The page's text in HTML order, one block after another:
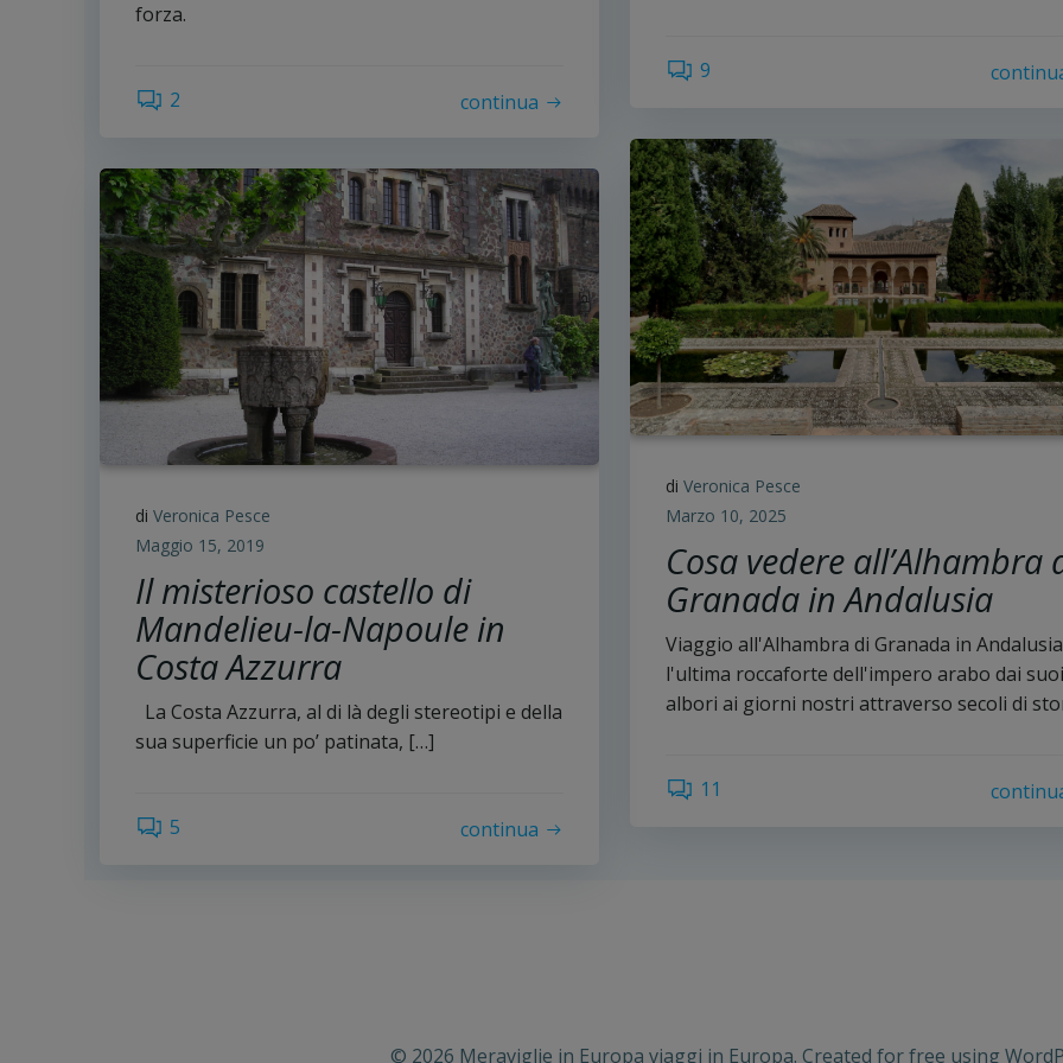
forza.
2 continua
9
di Veronica Pesce
Marzo 10, 2025
Cosa vedere all’Alhambra
Granada in Andalusia
Viaggio all'Alhambra di Granada in
l'ultima roccaforte dell'impero arabo dai suoi
albori ai giorni nostri attraverso secoli di
11
di Veronica Pesce
Maggio 15, 2019
Il misterioso castello di
Mandelieu-la-Napoule in
Costa Azzurra
La Costa Azzurra, al di là degli stereotipi e della
sua superficie un po’ patinata, […]
5 continua
© 2026 Meraviglie in Europa viaggi in Europa. Created for free using